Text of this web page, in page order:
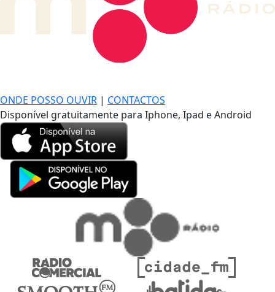
ONDE POSSO OUVIR | CONTACTOS
Disponível gratuitamente para Iphone, Ipad e Android